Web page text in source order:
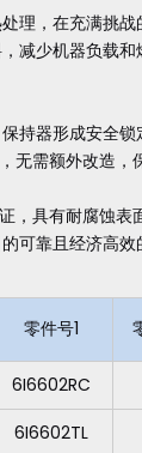
理，在充满挑
减少机器负载
器形成安全锁
需额外改造，
，具有耐腐蚀
可靠且经济高效
零件号1
6I6602RC
6I6602TL